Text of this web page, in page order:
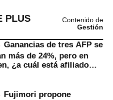
PLUS
Contenido de
Gestión
Ganancias de tres AFP se
más de 24%, pero en
¿a cuál está afiliado
Fujimori propone